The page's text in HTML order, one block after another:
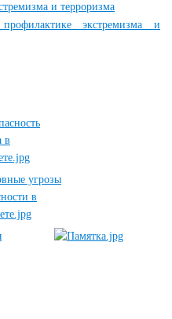
и терроризма
экстремизма и